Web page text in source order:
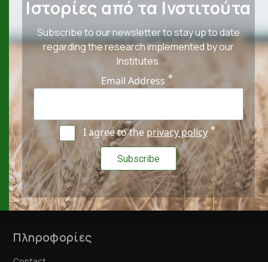
Ιστορίες από τα Ινστιτούτα
Subscribe to our newsletter to stay up to date
regarding the research implemented by our
Institutes.
Email Address
I agree to the privacy policy
Πληροφορίες